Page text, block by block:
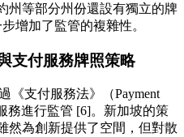
州等部分州份還設有獨立的牌
增加了監管的複雜性。
支付服務牌照策略
《支付服務法》（Payment
務進行監管 [6]。新加坡的策
然為創新提供了空間，但對散